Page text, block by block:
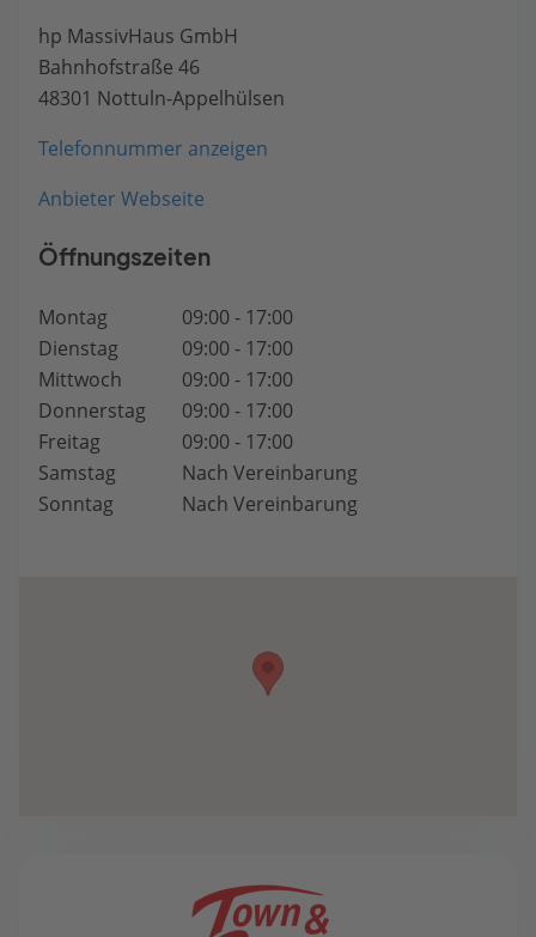
hp MassivHaus GmbH
Bahnhofstraße 46
48301 Nottuln-Appelhülsen
Telefonnummer anzeigen
Anbieter Webseite
Öffnungszeiten
Montag
09:00 - 17:00
Dienstag
09:00 - 17:00
Mittwoch
09:00 - 17:00
Donnerstag
09:00 - 17:00
Freitag
09:00 - 17:00
Samstag
Nach Vereinbarung
Sonntag
Nach Vereinbarung